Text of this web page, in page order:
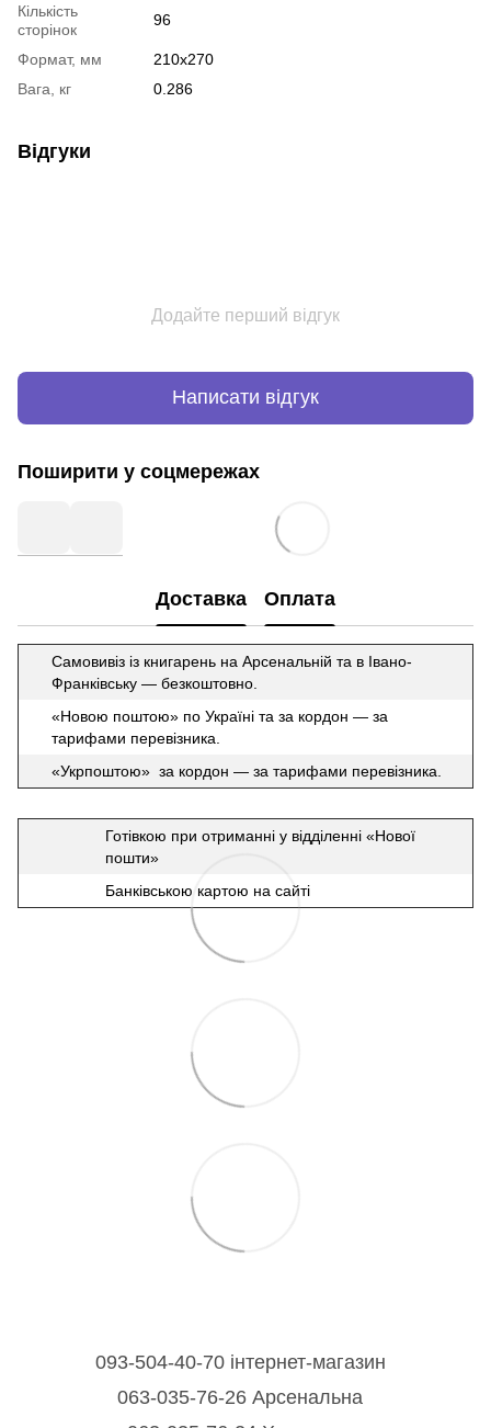
Кількість
сторінок
96
Формат, мм
210x270
Вага, кг
0.286
Відгуки
Додайте перший відгук
Написати відгук
Поширити у соцмережах
Доставка Оплата
Самовивіз із книгарень на Арсенальній та в Івано-
Франківську — безкоштовно.
«Новою поштою» по Україні та за кордон — за
тарифами перевізника.
«Укрпоштою» за кордон — за тарифами перевізника.
Готівкою при отриманні у відділенні «Нової
пошти»
Банківською картою на сайті
093-504-40-70 інтернет-магазин
063-035-76-26 Арсенальна